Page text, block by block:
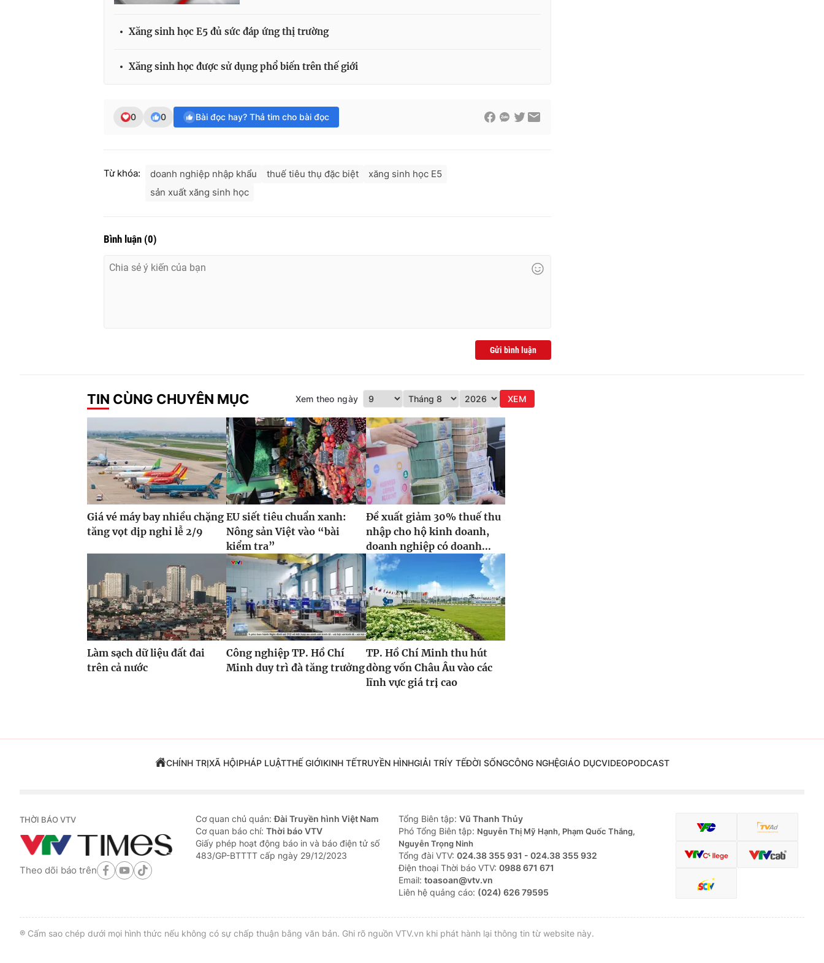
Xăng sinh học E5 đủ sức đáp ứng thị trường
Xăng sinh học được sử dụng phổ biến trên thế giới
0 0 Bài đọc hay? Thả tim cho bài đọc
Từ khóa: doanh nghiệp nhập khẩu thuế tiêu thụ đặc biệt
xăng sinh học E5
sản xuất xăng sinh học
Bình luận (0)
Gửi bình luận
TIN CÙNG CHUYÊN MỤC Xem theo ngày XEM
Giá vé máy bay nhiều chặng
tăng vọt dịp nghỉ lễ 2/9
EU siết tiêu chuẩn xanh:
Nông sản Việt vào “bài
kiểm tra”
Đề xuất giảm 30% thuế thu
nhập cho hộ kinh doanh,
doanh nghiệp có doanh...
Làm sạch dữ liệu đất đai
trên cả nước
Công nghiệp TP. Hồ Chí
Minh duy trì đà tăng trưởng
TP. Hồ Chí Minh thu hút
dòng vốn Châu Âu vào các
lĩnh vực giá trị cao
CHÍNH TRỊXÃ HỘIPHÁP LUẬTTHẾ GIỚIKINH TẾTRUYỀN HÌNHGIẢI TRÍY TẾĐỜI SỐNGCÔNG NGHỆGIÁO DỤCVIDEOPODCAST
THỜI BÁO VTV
Theo dõi báo trên
Cơ quan chủ quản:Đài Truyền hình Việt Nam
Cơ quan báo chí: Thời báo VTV
Giấy phép hoạt động báo in và báo điện tử số
483/GP-BTTTT cấp ngày 29/12/2023
Tổng Biên tập: Vũ Thanh Thủy
Phó Tổng Biên tập: Nguyễn Thị Mỹ Hạnh, Phạm Quốc Thắng,
Nguyễn Trọng Ninh
Tổng đài VTV: 024.38 355 931 - 024.38 355 932
Ðiện thoại Thời báo VTV: 0988 671 671
Email: toasoan@vtv.vn
Liên hệ quảng cáo: (024) 626 79595
® Cấm sao chép dưới mọi hình thức nếu không có sự chấp thuận bằng văn bản. Ghi rõ nguồn VTV.vn khi phát hành lại thông tin từ website này.